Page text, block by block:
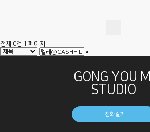
전체 0건 1 페이지
GONG YOU MI
STUDIO
전화걸기